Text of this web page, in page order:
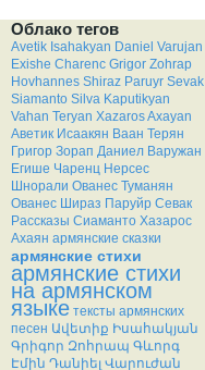
Облако тегов
Avetik Isahakyan Daniel Varujan
Exishe Charenc Grigor Zohrap
Hovhannes Shiraz Paruyr Sevak
Siamanto Silva Kaputikyan
Vahan Teryan Xazaros Axayan
Аветик Исаакян Ваан Терян
Григор Зорап Даниел Варужан
Егише Чаренц Нерсес
Шнорали Ованес Туманян
Ованес Шираз Паруйр Севак
Рассказы Сиаманто Хазарос
Ахаян армянские сказки
армянские стихи
армянские стихи
на армянском
языке тексты армянских
песен Ավետիք Իսահակյան
Գրիգոր Զոհրապ Գևորգ
Էմին Դանիել Վարուժան